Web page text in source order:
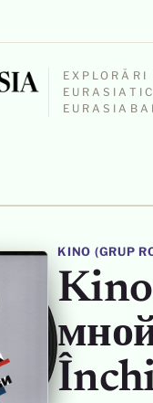
EXPLORĂRI
KINO (GRUP
Kino